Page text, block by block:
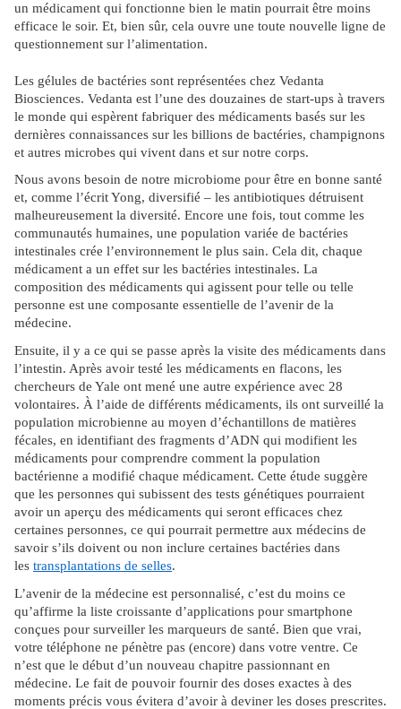
un médicament qui fonctionne bien le matin pourrait être moins
efficace le soir. Et, bien sûr, cela ouvre une toute nouvelle ligne de
questionnement sur l’alimentation.
Les gélules de bactéries sont représentées chez Vedanta
Biosciences. Vedanta est l’une des douzaines de start-ups à travers
le monde qui espèrent fabriquer des médicaments basés sur les
dernières connaissances sur les billions de bactéries, champignons
et autres microbes qui vivent dans et sur notre corps.
Nous avons besoin de notre microbiome pour être en bonne santé
et, comme l’écrit Yong, diversifié – les antibiotiques détruisent
malheureusement la diversité. Encore une fois, tout comme les
communautés humaines, une population variée de bactéries
intestinales crée l’environnement le plus sain. Cela dit, chaque
médicament a un effet sur les bactéries intestinales. La
composition des médicaments qui agissent pour telle ou telle
personne est une composante essentielle de l’avenir de la
médecine.
Ensuite, il y a ce qui se passe après la visite des médicaments dans
l’intestin. Après avoir testé les médicaments en flacons, les
chercheurs de Yale ont mené une autre expérience avec 28
volontaires. À l’aide de différents médicaments, ils ont surveillé la
population microbienne au moyen d’échantillons de matières
fécales, en identifiant des fragments d’ADN qui modifient les
médicaments pour comprendre comment la population
bactérienne a modifié chaque médicament. Cette étude suggère
que les personnes qui subissent des tests génétiques pourraient
avoir un aperçu des médicaments qui seront efficaces chez
certaines personnes, ce qui pourrait permettre aux médecins de
savoir s’ils doivent ou non inclure certaines bactéries dans
les transplantations de selles.
L’avenir de la médecine est personnalisé, c’est du moins ce
qu’affirme la liste croissante d’applications pour smartphone
conçues pour surveiller les marqueurs de santé. Bien que vrai,
votre téléphone ne pénètre pas (encore) dans votre ventre. Ce
n’est que le début d’un nouveau chapitre passionnant en
médecine. Le fait de pouvoir fournir des doses exactes à des
moments précis vous évitera d’avoir à deviner les doses prescrites.